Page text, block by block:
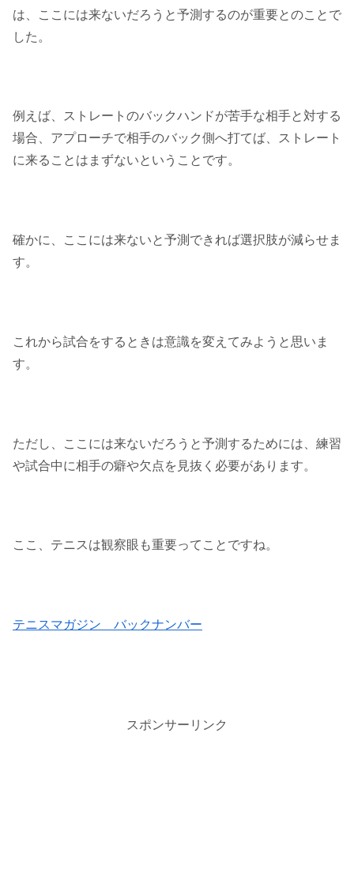
は、ここには来ないだろうと予測するのが重要とのことで
した。
例えば、ストレートのバックハンドが苦手な相手と対する
場合、アプローチで相手のバック側へ打てば、ストレート
に来ることはまずないということです。
確かに、ここには来ないと予測できれば選択肢が減らせま
す。
これから試合をするときは意識を変えてみようと思いま
す。
ただし、ここには来ないだろうと予測するためには、練習
や試合中に相手の癖や欠点を見抜く必要があります。
ここ、テニスは観察眼も重要ってことですね。
テニスマガジン バックナンバー
スポンサーリンク